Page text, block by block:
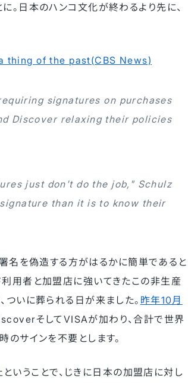
。日本のハンコ文化が終わるより先に、
of the past(CBS News)
signatures on purchases
Discover relaxing their policies
just don't do the job," Schulz
than it is to know their
を偽造する方がはるかに簡単であると
利用者と加盟店に強いてきたこの非生産
ついに葬られる日が来ました。 昨年10月
そしてVISAが加わり、合計で世界
サインを不要とします。
いうことで、じきに日本の加盟店に対し